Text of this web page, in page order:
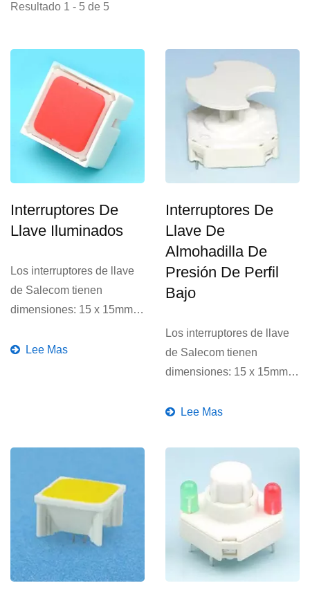
Resultado 1 - 5 de 5
Interruptores De
Llave Iluminados
Los interruptores de llave
de Salecom tienen
dimensiones: 15 x 15mm y
Lee Mas
Interruptores De
Llave De
Almohadilla De
Presión De Perfil
Bajo
Los interruptores de llave
de Salecom tienen
dimensiones: 15 x 15mm y
Lee Mas